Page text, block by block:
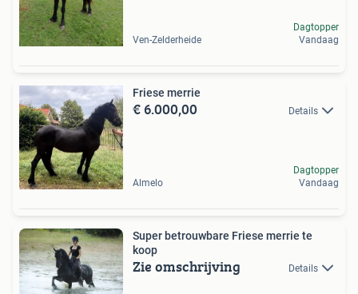
Ven-Zelderheide
Dagtopper
Vandaag
Friese merrie
€ 6.000,00 Details
Almelo
Dagtopper
Vandaag
Super betrouwbare Friese merrie te
koop
Zie omschrijving Details